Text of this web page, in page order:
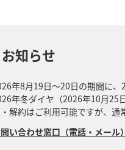
お知らせ
年8月19日～20日の期間に
年冬ダイヤ（2026年10月25
解約はご利用可能ですが、通
い合わせ窓口（電話・メール